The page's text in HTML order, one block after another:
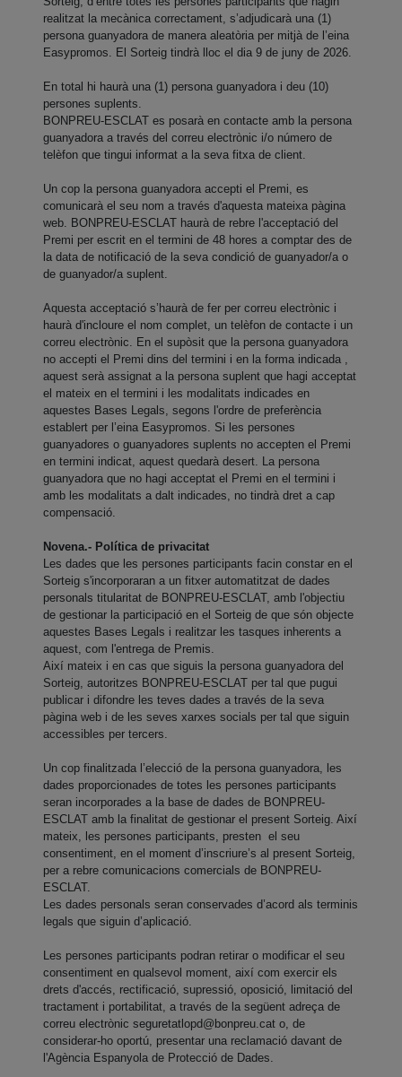
realitzat la mecànica correctament, s’adjudicarà una (1)
persona guanyadora de manera aleatòria per mitjà de l’eina
Easypromos. El Sorteig tindrà lloc el dia 9 de juny de 2026.
En total hi haurà una (1) persona guanyadora i deu (10)
persones suplents.
BONPREU-ESCLAT es posarà en contacte amb la persona
guanyadora a través del correu electrònic i/o número de
telèfon que tingui informat a la seva fitxa de client.
Un cop la persona guanyadora accepti el Premi, es
comunicarà el seu nom a través d'aquesta mateixa pàgina
web. BONPREU-ESCLAT haurà de rebre l'acceptació del
Premi per escrit en el termini de 48 hores a comptar des de
la data de notificació de la seva condició de guanyador/a o
de guanyador/a suplent.
Aquesta acceptació s’haurà de fer per correu electrònic i
haurà d'incloure el nom complet, un telèfon de contacte i un
correu electrònic. En el supòsit que la persona guanyadora
no accepti el Premi dins del termini i en la forma indicada ,
aquest serà assignat a la persona suplent que hagi acceptat
el mateix en el termini i les modalitats indicades en
aquestes Bases Legals, segons l'ordre de preferència
establert per l’eina Easypromos. Si les persones
guanyadores o guanyadores suplents no accepten el Premi
en termini indicat, aquest quedarà desert. La persona
guanyadora que no hagi acceptat el Premi en el termini i
amb les modalitats a dalt indicades, no tindrà dret a cap
compensació.
Novena.- Política de privacitat
Les dades que les persones participants facin constar en el
Sorteig s'incorporaran a un fitxer automatitzat de dades
personals titularitat de BONPREU-ESCLAT, amb l'objectiu
de gestionar la participació en el Sorteig de que són objecte
aquestes Bases Legals i realitzar les tasques inherents a
aquest, com l'entrega de Premis.
Així mateix i en cas que siguis la persona guanyadora del
Sorteig, autoritzes BONPREU-ESCLAT per tal que pugui
publicar i difondre les teves dades a través de la seva
pàgina web i de les seves xarxes socials per tal que siguin
accessibles per tercers.
Un cop finalitzada l’elecció de la persona guanyadora, les
dades proporcionades de totes les persones participants
seran incorporades a la base de dades de BONPREU-
ESCLAT amb la finalitat de gestionar el present Sorteig. Així
mateix, les persones participants, presten el seu
consentiment, en el moment d’inscriure’s al present Sorteig,
per a rebre comunicacions comercials de BONPREU-
ESCLAT.
Les dades personals seran conservades d’acord als terminis
legals que siguin d’aplicació.
Les persones participants podran retirar o modificar el seu
consentiment en qualsevol moment, així com exercir els
drets d'accés, rectificació, supressió, oposició, limitació del
tractament i portabilitat, a través de la següent adreça de
correu electrònic seguretatlopd@bonpreu.cat o, de
considerar-ho oportú, presentar una reclamació davant de
l'Agència Espanyola de Protecció de Dades.